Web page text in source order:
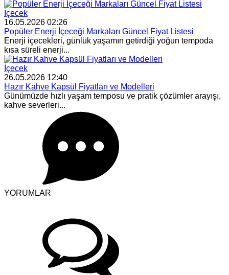
İçecek
16.05.2026 02:26
Popüler Enerji İçeceği Markaları Güncel Fiyat Listesi
Enerji içecekleri, günlük yaşamın getirdiği yoğun tempoda
kısa süreli enerji...
İçecek
26.05.2026 12:40
Hazır Kahve Kapsül Fiyatları ve Modelleri
Günümüzde hızlı yaşam temposu ve pratik çözümler arayışı,
kahve severleri...
YORUMLAR